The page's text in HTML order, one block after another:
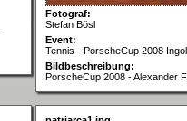
Fotograf:
Stefan Bösl
Event:
Tennis - PorscheCup 2008
Bildbeschreibung:
PorscheCup 2008 - Alexander